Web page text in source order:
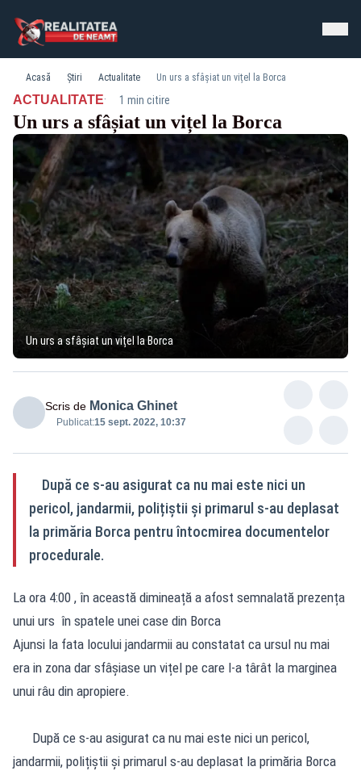
Acasă Știri Actualitate Un urs a sfâșiat un vițel la Borca
ACTUALITATE· 1 min citire
Un urs a sfâșiat un vițel la Borca
Un urs a sfâșiat un vițel la Borca
Scris de Monica Ghinet
Publicat:15 sept. 2022, 10:37
După ce s-au asigurat ca nu mai este nici un
pericol, jandarmii, polițiștii și primarul s-au deplasat
la primăria Borca pentru întocmirea documentelor
procedurale.
La ora 4:00 , în această dimineață a afost semnalată prezența
unui urs în spatele unei case din Borca
Ajunsi la fata locului jandarmii au constatat ca ursul nu mai
era in zona dar sfâșiase un vițel pe care l-a târât la marginea
unui râu din apropiere.
După ce s-au asigurat ca nu mai este nici un pericol,
jandarmii, polițiștii și primarul s-au deplasat la primăria Borca